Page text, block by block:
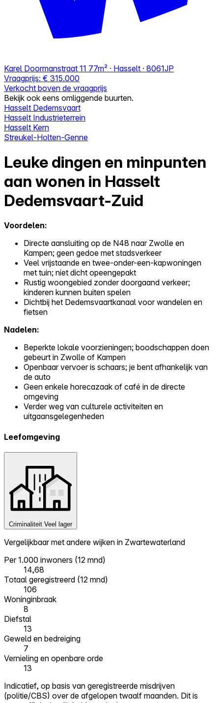
Karel Doormanstraat 11 77m² · Hasselt · 8061JP
Vraagprijs: € 315.000
Verkocht boven de vraagprijs
Bekijk ook eens omliggende buurten.
Hasselt Dedemsvaart
Hasselt Industrieterrein
Hasselt Kern
Streukel-Holten-Genne
Leuke dingen en minpunten
aan wonen in Hasselt
Dedemsvaart-Zuid
Voordelen:
Directe aansluiting op de N48 naar Zwolle en
Kampen; geen gedoe met stadsverkeer
Veel vrijstaande en twee-onder-een-kapwoningen
met tuin; niet dicht opeengepakt
Rustig woongebied zonder doorgaand verkeer;
kinderen kunnen buiten spelen
Dichtbij het Dedemsvaartkanaal voor wandelen en
fietsen
Nadelen:
Beperkte lokale voorzieningen; boodschappen doen
gebeurt in Zwolle of Kampen
Openbaar vervoer is schaars; je bent afhankelijk van
de auto
Geen enkele horecazaak of café in de directe
omgeving
Verder weg van culturele activiteiten en
uitgaansgelegenheden
Leefomgeving
Criminaliteit Veel lager
Vergelijkbaar met andere wijken in Zwartewaterland
Per 1.000 inwoners (12 mnd)
14,68
Totaal geregistreerd (12 mnd)
106
Woninginbraak
8
Diefstal
13
Geweld en bedreiging
7
Vernieling en openbare orde
13
Indicatief, op basis van geregistreerde misdrijven
(politie/CBS) over de afgelopen twaalf maanden. Dit is